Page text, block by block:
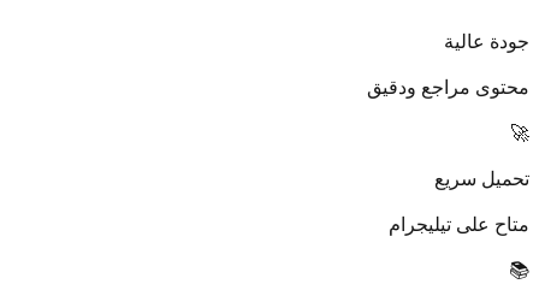
جودة عالية
محتوى مراجع ودقيق
🚀
تحميل سريع
متاح على تيليجرام
📚